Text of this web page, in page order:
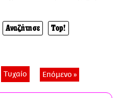
Αναζήτησε Top!
Τυχαίο Επόμενο »